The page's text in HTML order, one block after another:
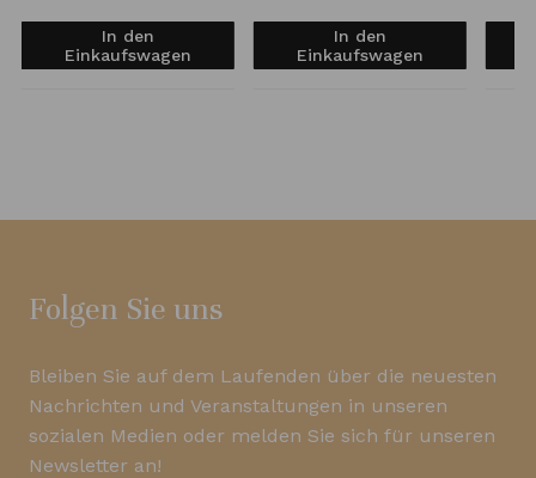
In den
Einkaufswagen
In den
Einkaufswagen
Folgen Sie uns
Bleiben Sie auf dem Laufenden über die neuesten
Nachrichten und Veranstaltungen in unseren
sozialen Medien oder melden Sie sich für unseren
Newsletter an!